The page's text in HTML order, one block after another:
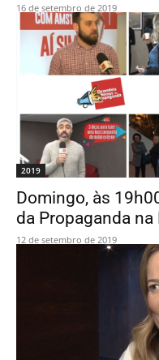
16 de setembro de 2019
2019
Domingo, às
da Propaganda na
12 de setembro de 2019